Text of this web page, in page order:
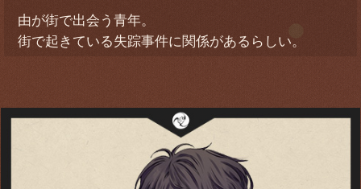
由が街で出会う青年。
街で起きている失踪事件に関係があるらしい。